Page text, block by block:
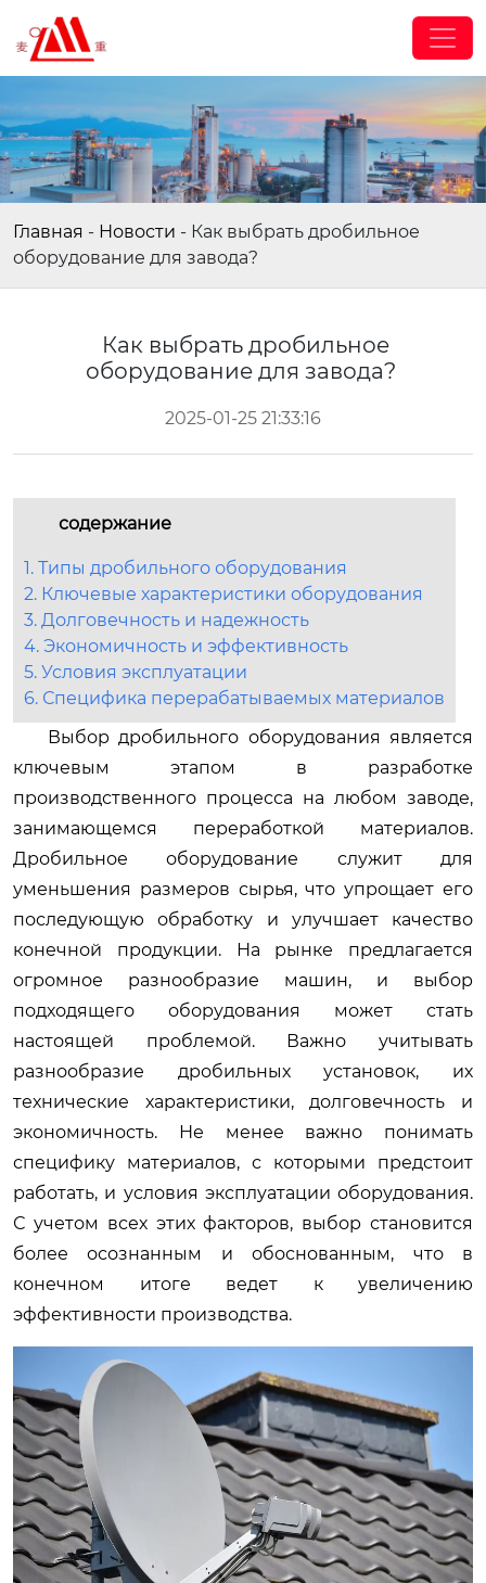
Главная - Новости - Как выбрать дробильное
оборудование для завода?
Как выбрать дробильное
оборудование для завода?
2025-01-25 21:33:16
содержание
1. Типы дробильного оборудования
2. Ключевые характеристики оборудования
3. Долговечность и надежность
4. Экономичность и эффективность
5. Условия эксплуатации
6. Специфика перерабатываемых материалов
Выбор дробильного оборудования является
ключевым этапом в разработке
производственного процесса на любом заводе,
занимающемся переработкой материалов.
Дробильное оборудование служит для
уменьшения размеров сырья, что упрощает его
последующую обработку и улучшает качество
конечной продукции. На рынке предлагается
огромное разнообразие машин, и выбор
подходящего оборудования может стать
настоящей проблемой. Важно учитывать
разнообразие дробильных установок, их
технические характеристики, долговечность и
экономичность. Не менее важно понимать
специфику материалов, с которыми предстоит
работать, и условия эксплуатации оборудования.
С учетом всех этих факторов, выбор становится
более осознанным и обоснованным, что в
конечном итоге ведет к увеличению
эффективности производства.